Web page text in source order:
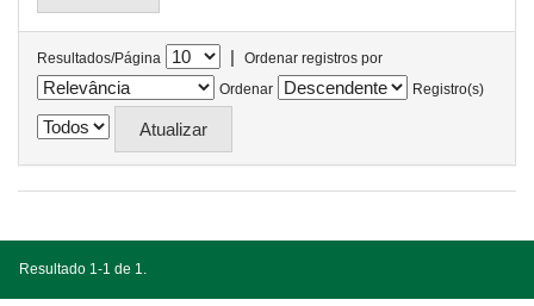
Resultados/Página |
Ordenar registros por
Ordenar
Registro(s)
Resultado 1-1 de 1.